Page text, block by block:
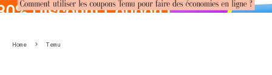
Home Temu